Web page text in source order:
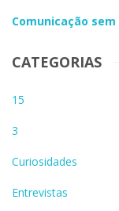
Comunicação
CATEGORIAS
15
3
Curiosidades
Entrevistas